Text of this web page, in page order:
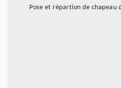
Pose et répartion de chapeau